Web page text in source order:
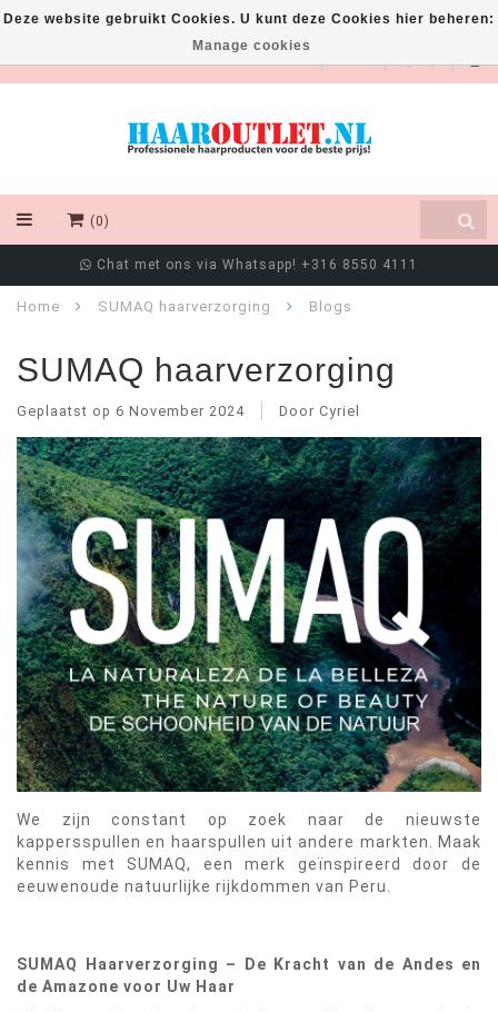
EUR
(0)
Chat met ons via Whatsapp! +316 8550 4111
Home SUMAQ haarverzorging Blogs
SUMAQ haarverzorging
Geplaatst op 6 November 2024 Door Cyriel
We zijn constant op zoek naar de nieuwste
kappersspullen en haarspullen uit andere markten. Maak
kennis met SUMAQ, een merk geïnspireerd door de
eeuwenoude natuurlijke rijkdommen van Peru.
SUMAQ Haarverzorging – De Kracht van de Andes en
de Amazone voor Uw Haar
Deze website gebruikt Cookies. U kunt deze Cookies hier beheren:
Manage cookies